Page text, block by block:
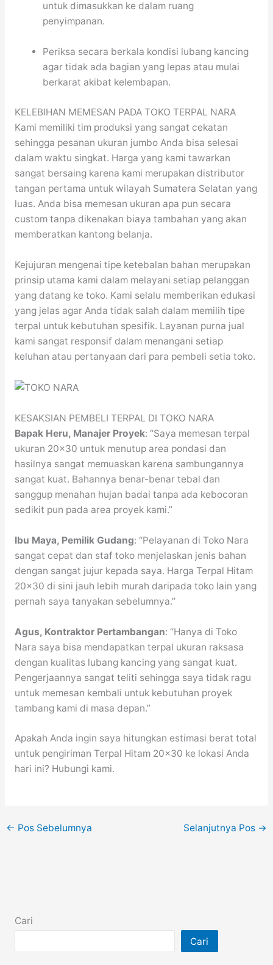
untuk dimasukkan ke dalam ruang
penyimpanan.
Periksa secara berkala kondisi lubang kancing
agar tidak ada bagian yang lepas atau mulai
berkarat akibat kelembapan.
KELEBIHAN MEMESAN PADA TOKO TERPAL NARA
Kami memiliki tim produksi yang sangat cekatan
sehingga pesanan ukuran jumbo Anda bisa selesai
dalam waktu singkat. Harga yang kami tawarkan
sangat bersaing karena kami merupakan distributor
tangan pertama untuk wilayah Sumatera Selatan yang
luas. Anda bisa memesan ukuran apa pun secara
custom tanpa dikenakan biaya tambahan yang akan
memberatkan kantong belanja.
Kejujuran mengenai tipe ketebalan bahan merupakan
prinsip utama kami dalam melayani setiap pelanggan
yang datang ke toko. Kami selalu memberikan edukasi
yang jelas agar Anda tidak salah dalam memilih tipe
terpal untuk kebutuhan spesifik. Layanan purna jual
kami sangat responsif dalam menangani setiap
keluhan atau pertanyaan dari para pembeli setia toko.
KESAKSIAN PEMBELI TERPAL DI TOKO NARA
Bapak Heru, Manajer Proyek: “Saya memesan terpal
ukuran 20×30 untuk menutup area pondasi dan
hasilnya sangat memuaskan karena sambungannya
sangat kuat. Bahannya benar-benar tebal dan
sanggup menahan hujan badai tanpa ada kebocoran
sedikit pun pada area proyek kami.”
Ibu Maya, Pemilik Gudang: “Pelayanan di Toko Nara
sangat cepat dan staf toko menjelaskan jenis bahan
dengan sangat jujur kepada saya. Harga Terpal Hitam
20×30 di sini jauh lebih murah daripada toko lain yang
pernah saya tanyakan sebelumnya.”
Agus, Kontraktor Pertambangan: “Hanya di Toko
Nara saya bisa mendapatkan terpal ukuran raksasa
dengan kualitas lubang kancing yang sangat kuat.
Pengerjaannya sangat teliti sehingga saya tidak ragu
untuk memesan kembali untuk kebutuhan proyek
tambang kami di masa depan.”
Apakah Anda ingin saya hitungkan estimasi berat total
untuk pengiriman Terpal Hitam 20×30 ke lokasi Anda
hari ini? Hubungi kami.
← Pos Sebelumnya Selanjutnya Pos →
Cari
Cari